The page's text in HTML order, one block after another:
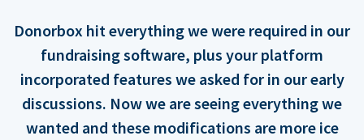
Donorbox hit everything we were required in our
fundraising software, plus your platform
incorporated features we asked for in our early
discussions. Now we are seeing everything we
wanted and these modifications are more ice